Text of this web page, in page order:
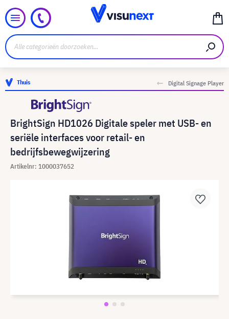
Thuis Digital Signage Player
BrightSign HD1026 Digitale speler met USB- en
seriële interfaces voor retail- en
bedrijfsbewegwijzering
Artikelnr: 1000037652